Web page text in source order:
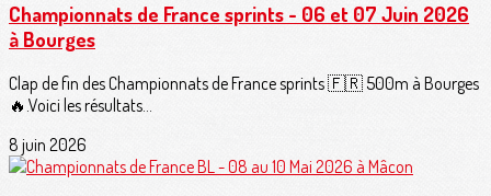
Championnats de France sprints - 06 et 07 Juin 2026
à Bourges
Clap de fin des Championnats de France sprints 🇫🇷 500m à Bourges
🔥.Voici les résultats...
8 juin 2026